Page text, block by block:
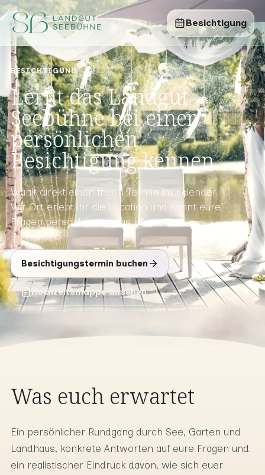
Besichtigung
BESICHTIGUNG
Lernt das Landgut
Seebühne bei einer
persönlichen
Besichtigung kennen.
Wählt direkt einen freien Termin im Kalender.
Vor Ort erlebt ihr die Location und könnt eure
Fragen persönlich mit uns klären.
Besichtigungstermin buchen
Hochzeitsmappe ansehen
Was euch erwartet
Ein persönlicher Rundgang durch See, Garten und
Landhaus, konkrete Antworten auf eure Fragen und
ein realistischer Eindruck davon, wie sich euer